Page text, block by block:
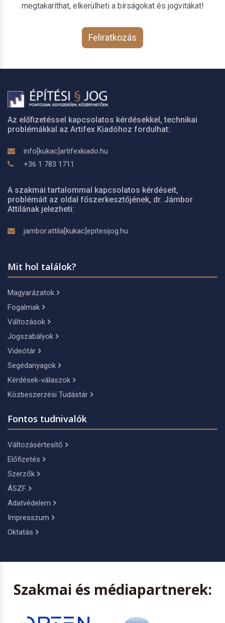
megtakaríthat, elkerülheti a bírságokat és jogvitákat!
Feliratkozás
Az előfizetéssel kapcsolatos kérdésekkel, technikai
problémákkal az Artifex Kiadóhoz fordulhat:
info[kukac]artifexkiado.hu
+36 1 783 1711
A szakmai tartalommal kapcsolatos kérdéseit,
problémáit az oldal főszerkesztőjének, dr. Jámbor
Attilának jelezheti:
jambor.attila[kukac]epitesijog.hu
Mit hol találok?
Magyarázatok
Fogalmak
Változások
Jogszabályok
Videótár
Segédanyagok
Kérdések-válaszok
Közbeszerzési Tudástár
Fontos tudnivalók
Változásértesítő
Előfizetés
Szerzők
ÁSZF
Adatvédelem
Impresszum
Oktatás
Szakmai és médiapartnerek: